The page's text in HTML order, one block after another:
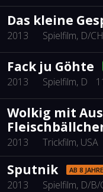
Das kleine
2013 Spielfilm, D/CH
Fack ju Göhte
2013 Spielfilm, D
Wolkig mit
2013 Trickfilm, USA
Sputnik AB 8 JAHRE
2013 Spielfilm, D/B/